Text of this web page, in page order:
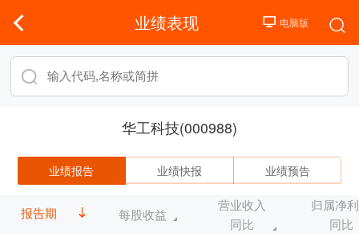
业绩表现
华工科技(000988)
业绩报告 业绩快报 业绩预告
报告期 每股收益
营业收入
同比
归属净
同比